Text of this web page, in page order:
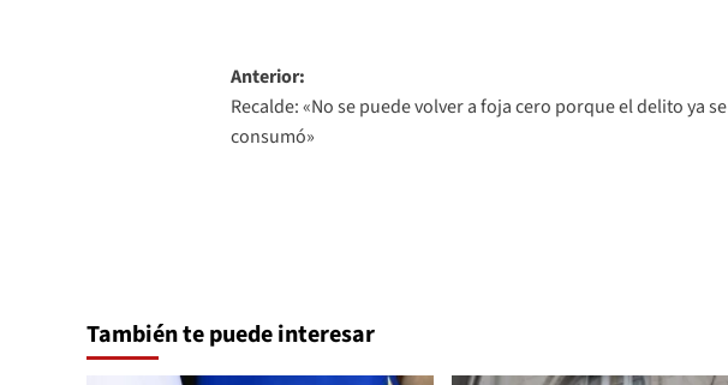
Navegación
de
entradas
Anterior:
Recalde: «No se puede volver a foja cero porque el delito ya se
consumó»
También te puede interesar